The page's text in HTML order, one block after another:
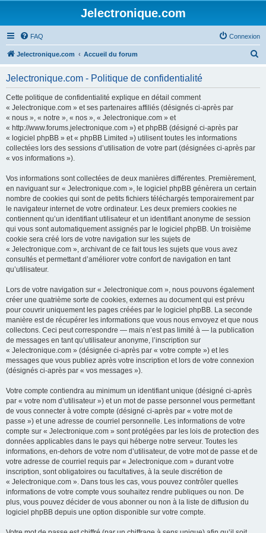
Jelectronique.com
FAQ Connexion
Jelectronique.com Accueil du forum
Jelectronique.com - Politique de confidentialité
Cette politique de confidentialité explique en détail comment
« Jelectronique.com » et ses partenaires affiliés (désignés ci-après par
« nous », « notre », « nos », « Jelectronique.com » et
« http://www.forums.jelectronique.com ») et phpBB (désigné ci-après par
« logiciel phpBB » et « phpBB Limited ») utilisent toutes les informations
collectées lors des sessions d’utilisation de votre part (désignées ci-après par
« vos informations »).
Vos informations sont collectées de deux manières différentes. Premièrement,
en naviguant sur « Jelectronique.com », le logiciel phpBB génèrera un certain
nombre de cookies qui sont de petits fichiers téléchargés temporairement par
le navigateur internet de votre ordinateur. Les deux premiers cookies ne
contiennent qu’un identifiant utilisateur et un identifiant anonyme de session
qui vous sont automatiquement assignés par le logiciel phpBB. Un troisième
cookie sera créé lors de votre navigation sur les sujets de
« Jelectronique.com », archivant de ce fait tous les sujets que vous avez
consultés et permettant d’améliorer votre confort de navigation en tant
qu’utilisateur.
Lors de votre navigation sur « Jelectronique.com », nous pouvons également
créer une quatrième sorte de cookies, externes au document qui est prévu
pour couvrir uniquement les pages créées par le logiciel phpBB. La seconde
manière est de récupérer les informations que vous nous envoyez et que nous
collectons. Ceci peut correspondre — mais n’est pas limité à — la publication
de messages en tant qu’utilisateur anonyme, l’inscription sur
« Jelectronique.com » (désignée ci-après par « votre compte ») et les
messages que vous publiez après votre inscription et lors de votre connexion
(désignés ci-après par « vos messages »).
Votre compte contiendra au minimum un identifiant unique (désigné ci-après
par « votre nom d’utilisateur ») et un mot de passe personnel vous permettant
de vous connecter à votre compte (désigné ci-après par « votre mot de
passe ») et une adresse de courriel personnelle. Les informations de votre
compte sur « Jelectronique.com » sont protégées par les lois de protection des
données applicables dans le pays qui héberge notre serveur. Toutes les
informations, en-dehors de votre nom d’utilisateur, de votre mot de passe et de
votre adresse de courriel requis par « Jelectronique.com » durant votre
inscription, sont obligatoires ou facultatives, à la seule discrétion de
« Jelectronique.com ». Dans tous les cas, vous pouvez contrôler quelles
informations de votre compte vous souhaitez rendre publiques ou non. De
plus, vous pouvez décider de vous abonner ou non à la liste de diffusion du
logiciel phpBB depuis une option disponible sur votre compte.